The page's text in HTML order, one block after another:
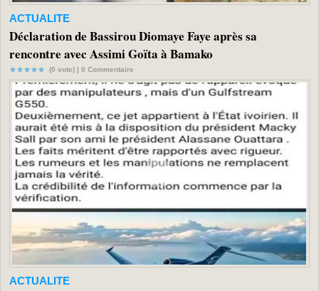
ACTUALITE
Déclaration de Bassirou Diomaye Faye après sa
rencontre avec Assimi Goïta à Bamako
(0 vote) | 0 Commentaire
ACTUALITE